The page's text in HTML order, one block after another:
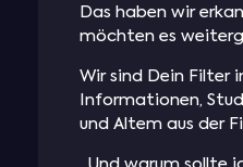
Das haben wir
möchten es
Wir sind Dein Filter
Informationen,
und Altem aus der